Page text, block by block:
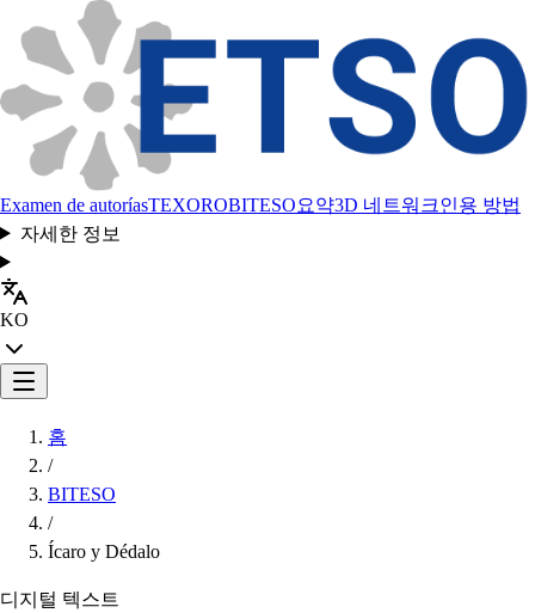
Examen de autoríasTEXOROBITESO요약3D 네트워크인용 방법
자세한 정보
KO
홈
/
BITESO
/
Ícaro y Dédalo
디지털 텍스트